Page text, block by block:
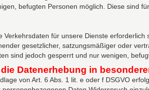
befugten Personen möglich. Diese sind
Verkehrsdaten für unsere Dienste
gesetzlicher, satzungsmäßiger oder
sind jedoch gesperrt und nur wenigen,
Datenerhebung in
von Art. 6 Abs. 1 lit. e oder f DSGVO